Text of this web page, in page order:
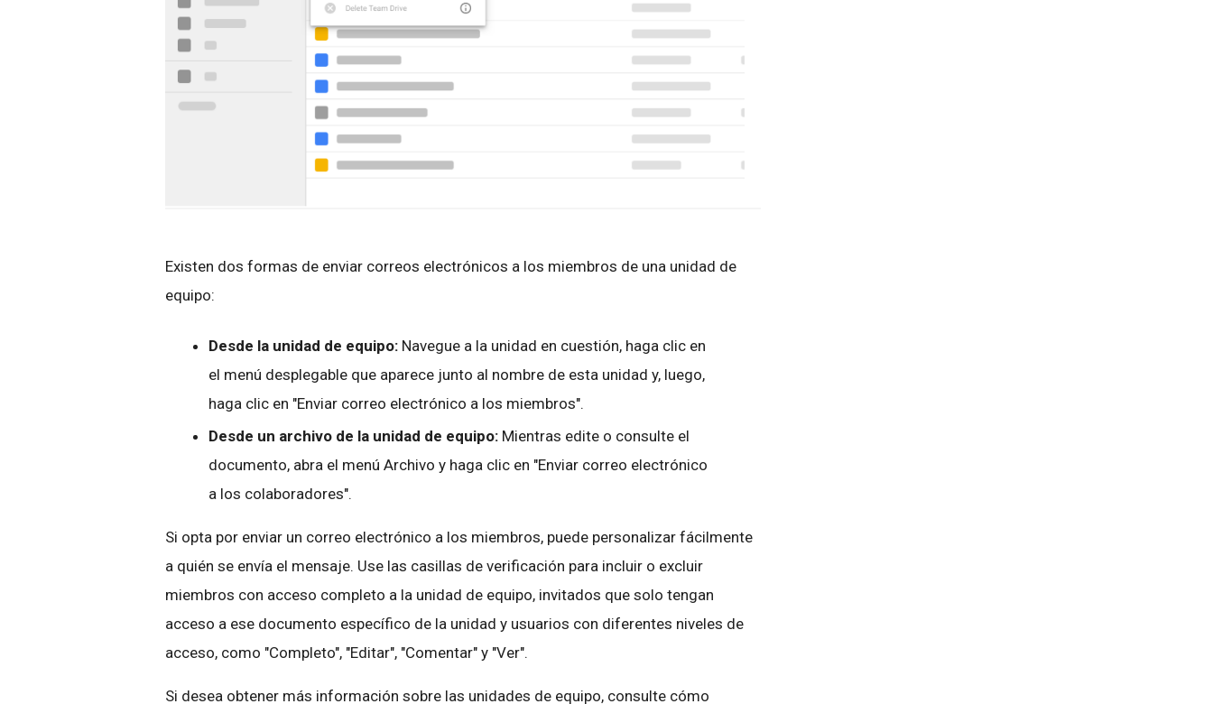
Existen dos formas de enviar correos electrónicos a los miembros de una unidad de
equipo:
Desde la unidad de equipo: Navegue a la unidad en cuestión, haga clic en
el menú desplegable que aparece junto al nombre de esta unidad y, luego,
haga clic en "Enviar correo electrónico a los miembros".
Desde un archivo de la unidad de equipo: Mientras edite o consulte el
documento, abra el menú Archivo y haga clic en "Enviar correo electrónico
a los colaboradores".
Si opta por enviar un correo electrónico a los miembros, puede personalizar fácilmente
a quién se envía el mensaje. Use las casillas de verificación para incluir o excluir
miembros con acceso completo a la unidad de equipo, invitados que solo tengan
acceso a ese documento específico de la unidad y usuarios con diferentes niveles de
acceso, como "Completo", "Editar", "Comentar" y "Ver".
Si desea obtener más información sobre las unidades de equipo, consulte cómo